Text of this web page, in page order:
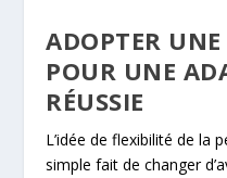
ADOPTER UNE
POUR UNE
RÉUSSIE
L’idée de flexibilité de la
simple fait de changer